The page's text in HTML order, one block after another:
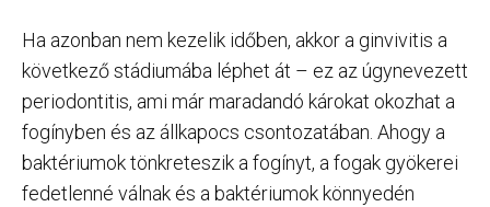
Ha azonban nem kezelik időben, akkor a ginvivitis a
következő stádiumába léphet át – ez az úgynevezett
periodontitis, ami már maradandó károkat okozhat a
fogínyben és az állkapocs csontozatában. Ahogy a
baktériumok tönkreteszik a fogínyt, a fogak gyökerei
fedetlenné válnak és a baktériumok könnyedén